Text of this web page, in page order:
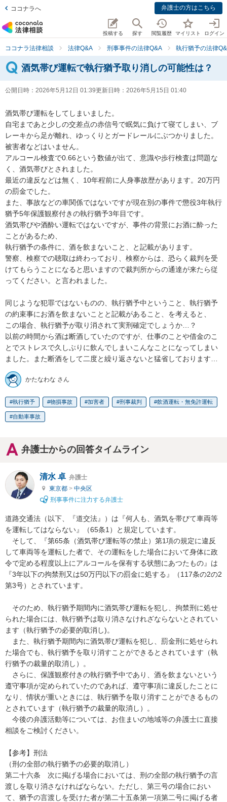
ココナラへ 弁護士の方はこちら
投稿する 探す 閲覧履歴 マイリスト ログイン
ココナラ法律相談 法律Q&A 刑事事件の法律Q&A 執行猶予の法律
酒気帯び運転で執行猶予取り消しの可能性は？
公開日時： 2026年5月12日 01:39更新日時： 2026年5月15日 01:40
酒気帯び運転をしてしまいました。
自宅まであと少しの交差点の赤信号で眠気に負けて寝てしまい、ブ
レーキから足が離れ、ゆっくりとガードレールにぶつかりました。
被害者などはいません。
アルコール検査で0.66という数値が出て、意識や歩行検査は問題な
く、酒気帯びとされました。
最近の違反などは無く、10年程前に人身事故歴があります。20万円
の罰金でした。
また、事故などの車関係ではないですが現在別の事件で懲役3年執行
猶予5年保護観察付きの執行猶予3年目です。
酒気帯びや酒酔い運転ではないですが、事件の背景にお酒に酔った
ことがあるため、
執行猶予の条件に、酒を飲まないこと、と記載があります。
警察、検察での聴取は終わっており、検察からは、恐らく裁判を受
けてもらうことになると思いますので裁判所からの通達が来たら従
ってください。と言われました。
同じような犯罪ではないものの、執行猶予中ということ、執行猶予
の約束事にお酒を飲まないことと記載があること、を考えると、
この場合、執行猶予が取り消されて実刑確定でしょうか…？
以前の時間から酒は断酒していたのですが、仕事のことや借金のこ
とでストレスで久しぶりに飲んでしまいこんなことになってしまい
ました。また断酒をして二度と繰り返さないと猛省しております…
かたなわな さん
執行猶予 物損事故 加害者 刑事裁判 飲酒運転・無免許運転
自動車事故
弁護士からの回答タイムライン
清水 卓 弁護士
東京都 > 中央区
刑事事件に注力する弁護士
道路交通法（以下、『道交法』）は『何人も、酒気を帯びて車両等
を運転してはならない』（65条1）と規定しています。
そして、『第65条（酒気帯び運転等の禁止）第1項の規定に違反
して車両等を運転した者で、その運転をした場合において身体に政
令で定める程度以上にアルコールを保有する状態にあつたもの』は
『3年以下の拘禁刑又は50万円以下の罰金に処する』（117条の2の2
第3号）とされています。
そのため、執行猶予期間内に酒気帯び運転を犯し、拘禁刑に処せ
られた場合には、執行猶予は取り消さなけれざならないとされてい
ます（執行猶予の必要的取消し)。
また、執行猶予期間内に酒気帯び運転を犯し、罰金刑に処せられ
た場合でも、執行猶予を取り消すことができるとされています（執
行猶予の裁量的取消し）。
さらに、保護観察付きの執行猶予中であり、酒を飲まないという
遵守事項が定められていたのであれば、遵守事項に違反したことに
なり、情状が重いときには、執行猶予を取り消すことができるもの
とされています（執行猶予の裁量的取消し）。
今後の弁護活動等については、お住まいの地域等の弁護士に直接
相談をご検討ください。
【参考】刑法
（刑の全部の執行猶予の必要的取消し）
第二十六条　次に掲げる場合においては、刑の全部の執行猶予の言
渡しを取り消さなければならない。ただし、第三号の場合におい
て、猶予の言渡しを受けた者が第二十五条第一項第二号に掲げる者